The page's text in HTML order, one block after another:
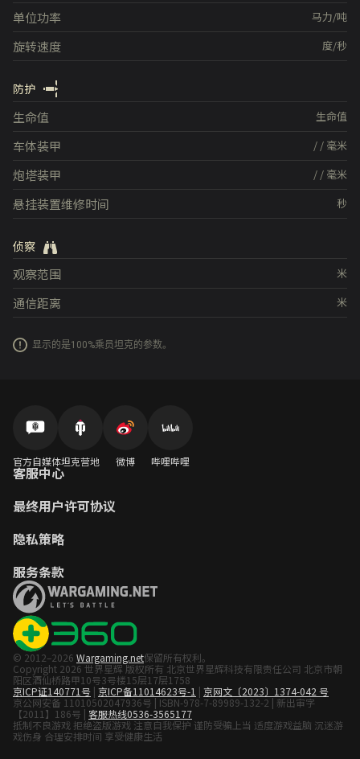
马力/吨
单位功率
度/秒
旋转速度
防护
生命值
生命值
/ / 毫米
车体装甲
/ / 毫米
炮塔装甲
秒
悬挂装置维修时间
侦察
米
观察范围
米
通信距离
显示的是100%乘员坦克的参数。
官方自媒体坦克营地 微博 哔哩哔哩
客服中心
最终用户许可协议
隐私策略
服务条款
© 2012–2026 Wargaming.net保留所有权利。
Copyright 2026 世界星辉 版权所有 北京世界星辉科技有限责任公司 北京市朝
阳区酒仙桥路甲10号3号楼15层17层1758
京ICP证140771号 | 京ICP备11014623号-1 | 京网文〔2023〕1374-042 号
京公网安备 11010502047936号 | ISBN-978-7-89989-132-2 | 新出审字
【2011】186号 | 客服热线0536-3565177
抵制不良游戏 拒绝盗版游戏 注意自我保护 谨防受骗上当 适度游戏益脑 沉迷游
戏伤身 合理安排时间 享受健康生活